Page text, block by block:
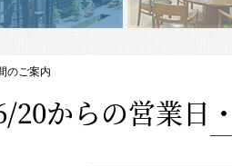
のご案内
20からの営業日